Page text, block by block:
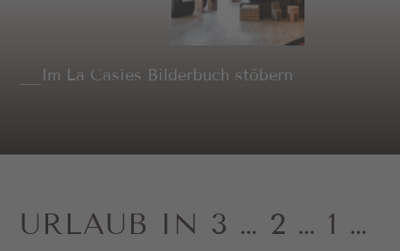
Im La Casies Bilderbuch stöbern
URLAUB IN 3 … 2 … 1 …